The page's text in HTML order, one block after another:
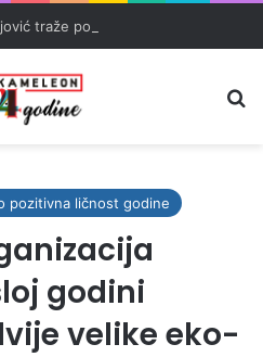
pozitivna ličnost godine
godini
velike eko-